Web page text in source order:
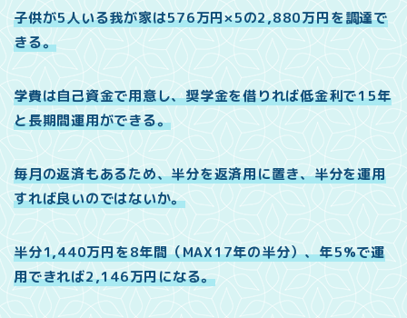
子供が5人いる我が家は576万円×5の2,880万円を調達で
きる。
学費は自己資金で用意し、奨学金を借りれば低金利で15年
と長期間運用ができる。
毎月の返済もあるため、半分を返済用に置き、半分を運用
すれば良いのではないか。
半分1,440万円を8年間（MAX17年の半分）、年5%で運
用できれば2,146万円になる。